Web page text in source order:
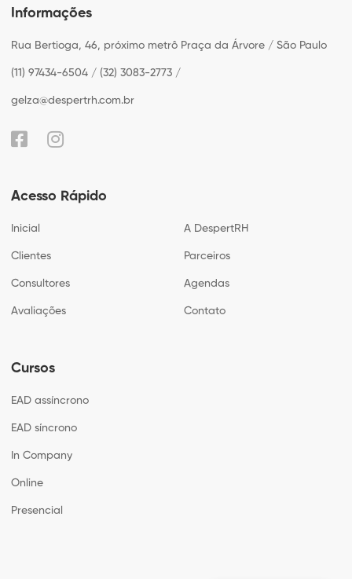
Informações
Rua Bertioga, 46, próximo metrô Praça da Árvore / São Paulo
(11) 97434-6504 / (32) 3083-2773 /
gelza@despertrh.com.br
Acesso Rápido
Inicial A DespertRH
Clientes Parceiros
Consultores Agendas
Avaliações Contato
Cursos
EAD assíncrono
EAD síncrono
In Company
Online
Presencial